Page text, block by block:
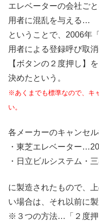
エレベーターの会社ご
用者に混乱を与える…
ということで、2006年
用者による登録呼び取
【ボタンの２度押し】
決めたという。
※あくまでも標準なので、キ
い。
各メーカーのキャンセ
・東芝エレベーター
・日立ビルシステム・
に製造されたもので、
い場合は、それ以前に
※３つの方法…「２度押